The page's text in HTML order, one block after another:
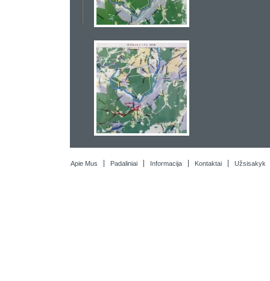
Apie Mus Padaliniai Informacija Kontaktai Užsisakyk